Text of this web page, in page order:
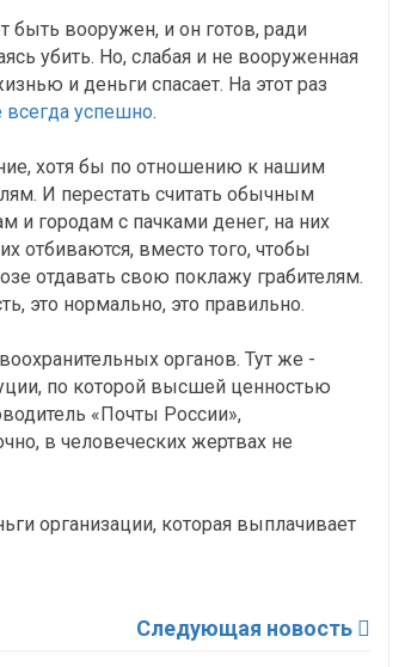
быть вооружен, и он готов, ради
убить. Но, слабая и не вооруженная
и деньги спасает. На этот раз
всегда успешно.
хотя бы по отношению к нашим
И перестать считать обычным
городам с пачками денег, на них
отбиваются, вместо того, чтобы
отдавать свою поклажу грабителям.
это нормально, это правильно.
органов. Тут же -
по которой высшей ценностью
«Почты России»,
в человеческих жертвах не
организации, которая выплачивает
Следующая новость